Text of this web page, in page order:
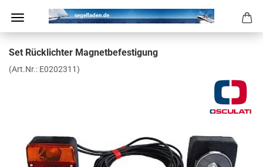
Set Rück­lich­ter Ma­gnet­be­fes­ti­gung
(Art.Nr.: E0202311)